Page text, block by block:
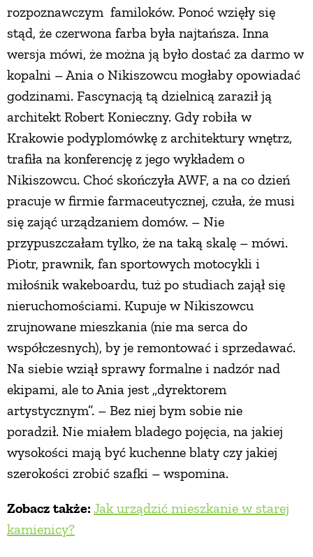
rozpoznawczym familoków. Ponoć wzięły się
stąd, że czerwona farba była najtańsza. Inna
wersja mówi, że można ją było dostać za darmo w
kopalni – Ania o Nikiszowcu mogłaby opowiadać
godzinami. Fascynacją tą dzielnicą zaraził ją
architekt Robert Konieczny. Gdy robiła w
Krakowie podyplomówkę z architektury wnętrz,
trafiła na konferencję z jego wykładem o
Nikiszowcu. Choć skończyła AWF, a na co dzień
pracuje w firmie farmaceutycznej, czuła, że musi
się zająć urządzaniem domów. – Nie
przypuszczałam tylko, że na taką skalę ­– mówi.
Piotr, prawnik, fan sportowych motocykli i
miłośnik wakeboardu, tuż po studiach zajął się
nieruchomościami. Kupuje w Nikiszowcu
zrujnowane mieszkania (nie ma serca do
współczesnych), by je remontować i sprzedawać.
Na siebie wziął sprawy formalne i nadzór nad
ekipami, ale to Ania jest „dyrektorem
artystycznym”. – Bez niej bym sobie nie
poradził. Nie miałem bladego pojęcia, na jakiej
wysokości mają być kuchenne blaty czy jakiej
szerokości zrobić szafki – wspomina.
Zobacz także: Jak urządzić mieszkanie w starej
kamienicy?